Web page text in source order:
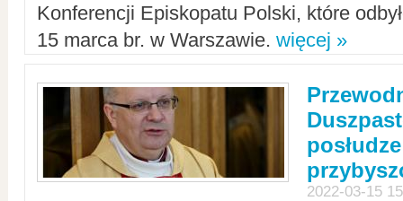
Konferencji Episkopatu Polski, które
15 marca br. w Warszawie. więcej »
2022-03-15